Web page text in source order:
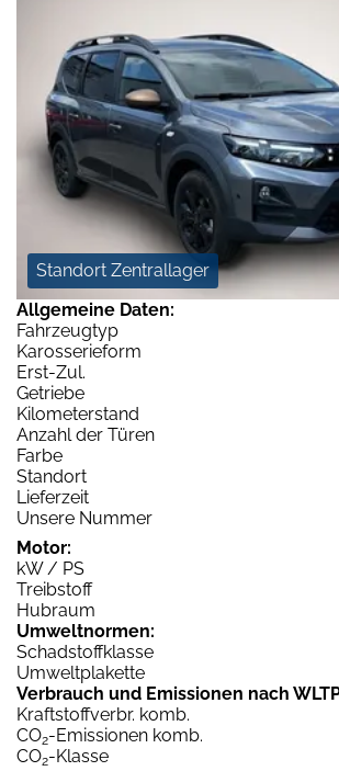
Standort Zentrallager
Allgemeine Daten:
Fahrzeugtyp
Karosserieform
Erst-Zul.
Getriebe
Kilometerstand
Anzahl der Türen
Farbe
Standort
Lieferzeit
Unsere Nummer
Motor:
kW / PS
Treibstoff
Hubraum
Umweltnormen:
Schadstoffklasse
Umweltplakette
Verbrauch und Emissionen nach
Kraftstoffverbr. komb.
CO2-Emissionen komb.
CO2-Klasse